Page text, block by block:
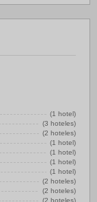
(1 hotel)
(3 hoteles)
(2 hoteles)
(1 hotel)
(1 hotel)
(1 hotel)
(1 hotel)
(2 hoteles)
(2 hoteles)
(2 hoteles)